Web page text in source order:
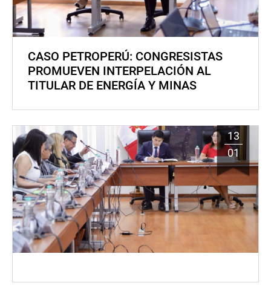
CASO PETROPERÚ: CONGRESISTAS
PROMUEVEN INTERPELACIÓN AL
TITULAR DE ENERGÍA Y MINAS
13
01